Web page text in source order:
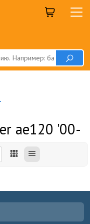
ae120 '00-